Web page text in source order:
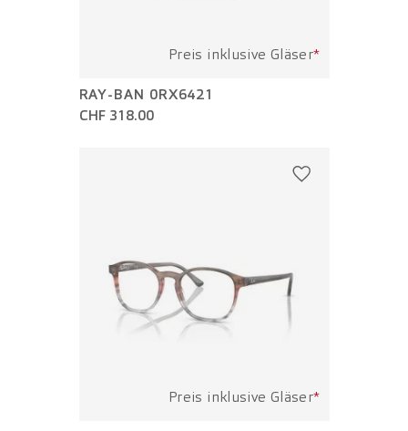
Preis inklusive Gläser*
RAY-BAN 0RX6421
CHF 318.00
Preis inklusive Gläser*